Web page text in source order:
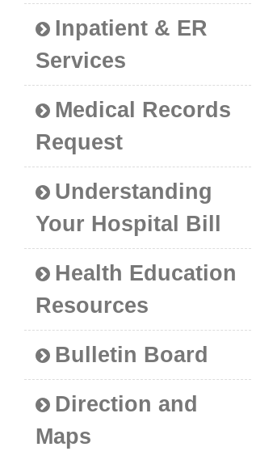
Inpatient & ER
Services
Medical Records
Request
Understanding
Your Hospital Bill
Health Education
Resources
Bulletin Board
Direction and
Maps